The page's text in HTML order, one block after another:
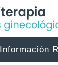
Información